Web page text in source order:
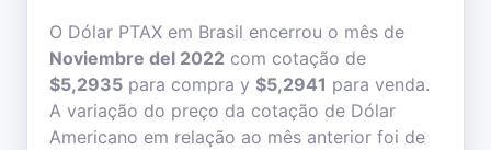
O Dólar PTAX em Brasil encerrou o mês de
Noviembre del 2022 com cotação de
$5,2935 para compra y $5,2941 para venda.
A variação do preço da cotação de Dólar
Americano em relação ao mês anterior foi de